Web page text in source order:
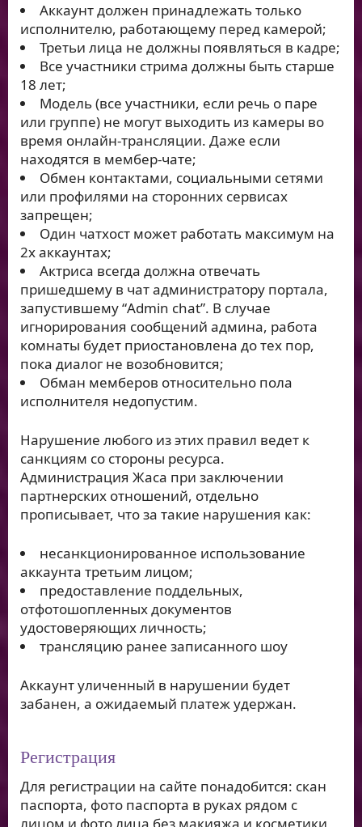
Аккаунт должен принадлежать только
исполнителю, работающему перед камерой;
Третьи лица не должны появляться в кадре;
Все участники стрима должны быть старше
18 лет;
Модель (все участники, если речь о паре
или группе) не могут выходить из камеры во
время онлайн-трансляции. Даже если
находятся в мембер-чате;
Обмен контактами, социальными сетями
или профилями на сторонних сервисах
запрещен;
Один чатхост может работать максимум на
2х аккаунтах;
Актриса всегда должна отвечать
пришедшему в чат администратору портала,
запустившему “Admin chat”. В случае
игнорирования сообщений админа, работа
комнаты будет приостановлена до тех пор,
пока диалог не возобновится;
Обман мемберов относительно пола
исполнителя недопустим.
Нарушение любого из этих правил ведет к
санкциям со стороны ресурса.
Администрация Жаса при заключении
партнерских отношений, отдельно
прописывает, что за такие нарушения как:
несанкционированное использование
аккаунта третьим лицом;
предоставление поддельных,
отфотошопленных документов
удостоверяющих личность;
трансляцию ранее записанного шоу
Аккаунт уличенный в нарушении будет
забанен, а ожидаемый платеж удержан.
Регистрация
Для регистрации на сайте понадобится: скан
паспорта, фото паспорта в руках рядом с